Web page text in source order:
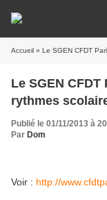
Accueil » Le SGEN CFDT
Le SGEN
rythmes
Publié le 01/11/2013 à
Par Dom
Voir : http://